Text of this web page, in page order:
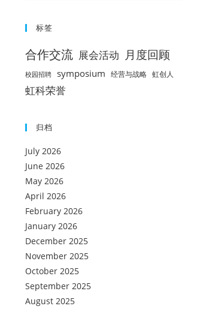
标签
合作交流 展会活动 月度回顾
校园招聘 symposium 经营与战略 虹创人
虹科荣誉
归档
July 2026
June 2026
May 2026
April 2026
February 2026
January 2026
December 2025
November 2025
October 2025
September 2025
August 2025